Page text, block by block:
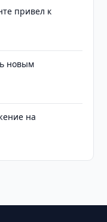
привел к
новым
на